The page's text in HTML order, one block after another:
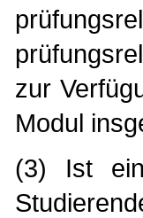
zur
Modul
(3) Ist